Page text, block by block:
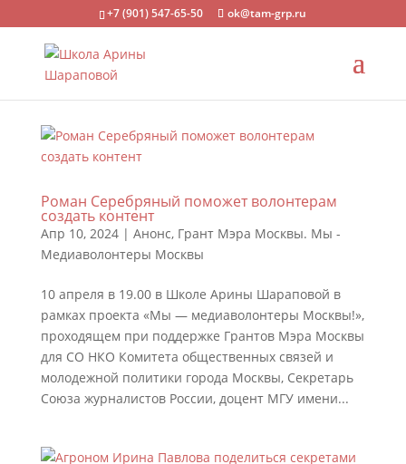
+7 (901) 547-65-50 ok@tam-grp.ru
Роман Серебряный поможет волонтерам
создать контент
Апр 10, 2024| Анонс, Грант Мэра Москвы. Мы -
Медиаволонтеры Москвы
10 апреля в 19.00 в Школе Арины Шараповой в
рамках проекта «Мы — медиаволонтеры Москвы!»,
проходящем при поддержке Грантов Мэра Москвы
для СО НКО Комитета общественных связей и
молодежной политики города Москвы, Секретарь
Союза журналистов России, доцент МГУ имени...